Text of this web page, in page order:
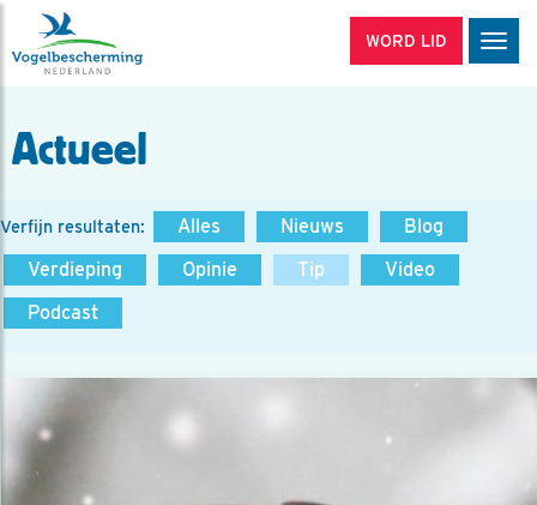
WORD LID
Actueel
Verfijn resultaten: Alles Nieuws
Blog
Verdieping
Opinie Tip
Video
Podcast